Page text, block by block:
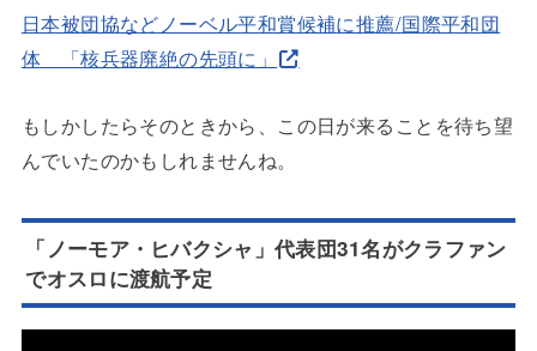
日本被団協などノーベル平和賞候補に推薦/国際平和団
体 「核兵器廃絶の先頭に」
もしかしたらそのときから、この日が来ることを待ち望
んでいたのかもしれませんね。
「ノーモア・ヒバクシャ」代表団31名がクラファン
でオスロに渡航予定